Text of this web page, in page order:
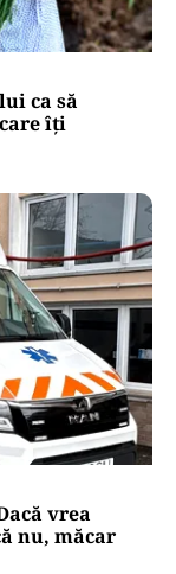
ca să
îți
vrea
nu, măcar